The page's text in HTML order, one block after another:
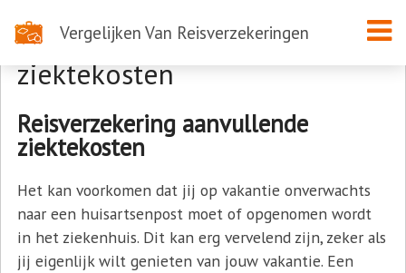
Vergelijken Van Reisverzekeringen
Reisverzekering aanvullende
ziektekosten
Reisverzekering aanvullende
ziektekosten
Het kan voorkomen dat jij op vakantie onverwachts
naar een huisartsenpost moet of opgenomen wordt
in het ziekenhuis. Dit kan erg vervelend zijn, zeker als
jij eigenlijk wilt genieten van jouw vakantie. Een